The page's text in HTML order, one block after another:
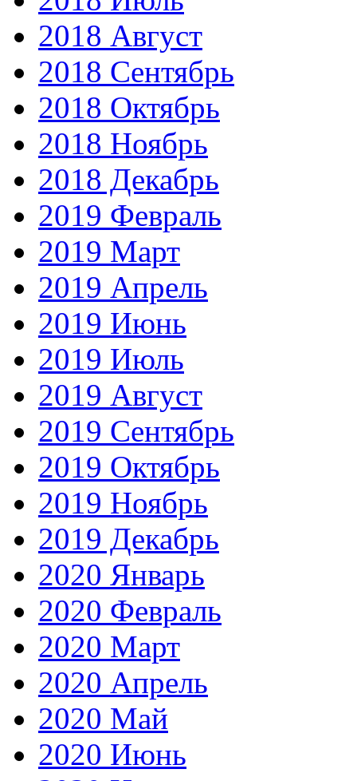
2018 Август
2018 Сентябрь
2018 Октябрь
2018 Ноябрь
2018 Декабрь
2019 Февраль
2019 Март
2019 Апрель
2019 Июнь
2019 Июль
2019 Август
2019 Сентябрь
2019 Октябрь
2019 Ноябрь
2019 Декабрь
2020 Январь
2020 Февраль
2020 Март
2020 Апрель
2020 Май
2020 Июнь